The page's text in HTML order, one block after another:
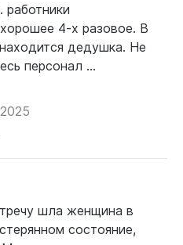
4-х разовое. В
дедушка. Не
персонал ...
шла женщина в
состояние,